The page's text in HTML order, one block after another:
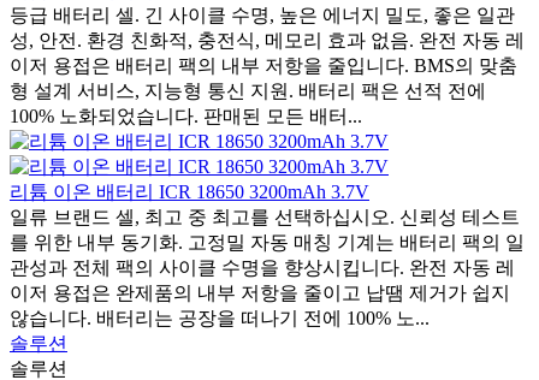
등급 배터리 셀. 긴 사이클 수명, 높은 에너지 밀도, 좋은 일관
성, 안전. 환경 친화적, 충전식, 메모리 효과 없음. 완전 자동 레
이저 용접은 배터리 팩의 내부 저항을 줄입니다. BMS의 맞춤
형 설계 서비스, 지능형 통신 지원. 배터리 팩은 선적 전에
100% 노화되었습니다. 판매된 모든 배터...
리튬 이온 배터리 ICR 18650 3200mAh 3.7V
일류 브랜드 셀, 최고 중 최고를 선택하십시오. 신뢰성 테스트
를 위한 내부 동기화. 고정밀 자동 매칭 기계는 배터리 팩의 일
관성과 전체 팩의 사이클 수명을 향상시킵니다. 완전 자동 레
이저 용접은 완제품의 내부 저항을 줄이고 납땜 제거가 쉽지
않습니다. 배터리는 공장을 떠나기 전에 100% 노...
솔루션
솔루션